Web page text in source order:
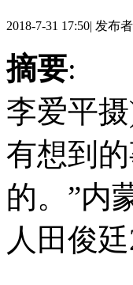
2018-7-31 17:50| 发布
摘要: (
李爱平
有想到
的。”内
人田俊